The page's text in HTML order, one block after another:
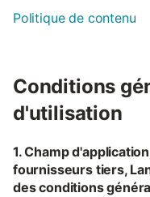
Politique de contenu
Conditions
d'utilisation
1. Champ
fournisseurs tiers,
des conditions